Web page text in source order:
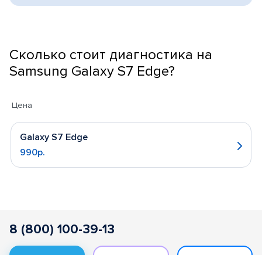
Сколько стоит диагностика на
Samsung Galaxy S7 Edge?
Цена
Galaxy S7 Edge
990р.
8 (800) 100-39-13